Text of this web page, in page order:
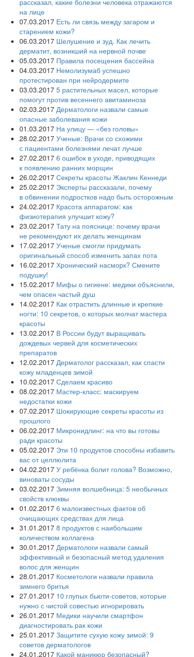
рассказал, какие болезни человека отражаются
на лице
07.03.2017 Есть ли связь между загаром и
старением кожи?
06.03.2017 Шелушение и зуд. Как лечить
дерматит, возникший на нервной почве
05.03.2017 Правила посещения бассейна
04.03.2017 Немолизумаб успешно
протестирован при нейродермите
03.03.2017 5 растительных масел, которые
помогут против весеннего авитаминоза
02.03.2017 Дерматологи назвали самые
опасные заболевания кожи
01.03.2017 На улицу — «без головы»
28.02.2017 Ученые: Врачи со схожими
с пациентами болезнями лечат лучше
27.02.2017 6 ошибок в уходе, приводящих
к появлению ранних морщин
26.02.2017 Секреты красоты Жаклин Кеннеди
25.02.2017 Эксперты рассказали, почему
в обвинении подростков надо быть осторожным
24.02.2017 Красота аппаратом: как
физиотерапия улучшит кожу?
23.02.2017 Тату на пояснице: почему врачи
не рекомендуют их делать женщинам
17.02.2017 Ученые смогли придумать
оригинальный способ изменить запах пота
16.02.2017 Хронический насморк? Смените
подушку!
15.02.2017 Мифы о гигиене: медики объяснили,
чем опасен частый душ
14.02.2017 Как отрастить длинные и крепкие
ногти: 10 секретов, о которых молчат мастера
красоты
13.02.2017 В России будут выращивать
дождевых червей для косметических
препаратов
12.02.2017 Дерматолог рассказал, как спасти
кожу младенцев зимой
10.02.2017 Сделаем красиво
08.02.2017 Мастер-класс: маскируем
недостатки кожи
07.02.2017 Шокирующие секреты красоты из
прошлого
06.02.2017 Микронидлинг: на что вы готовы
ради красоты
05.02.2017 Эти 10 продуктов способны избавить
вас от целлюлита
04.02.2017 У ребёнка болит голова? Возможно,
виноваты сосуды
03.02.2017 Зимняя волшебница: 5 необычных
свойств клюквы
01.02.2017 6 малоизвестных фактов об
очищающих средствах для лица
31.01.2017 8 продуктов с наибольшим
количеством коллагена
30.01.2017 Дерматологи назвали самый
эффективный и безопасный метод удаления
волос для женщин
28.01.2017 Косметологи назвали правила
зимнего бритья
27.01.2017 10 глупых бьюти-советов, которые
нужно с чистой совестью игнорировать
26.01.2017 Медики научили смартфон
диагностировать рак кожи
25.01.2017 Защитите сухую кожу зимой: 9
советов дерматологов
24.01.2017 Какой маникюр безопасный?